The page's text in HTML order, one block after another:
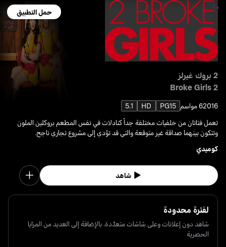
حمل التطبيق
2 بروك غيرلز
2 Broke Girls
20166 مواسم PG15
HD
5.1
تعمل فتاتان من خلفيات مختلفة جداً كنادلات في نفس المطعم بروكلين الملون
وتتكون بينهما صداقة غير متوقعة والتي قد تؤدي إلى مشروع تجاري ناجح.
كوميدي
شاهد
لفترة محدودة
شاهد دون إعلانات وعلى شاشات متعدّدة، بالإضافة إلى العديد من المزايا
الحصرية